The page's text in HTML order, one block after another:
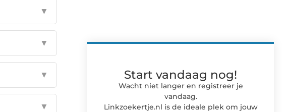
▼
▼
▼
▼
Start vandaag nog!
Wacht niet langer en registreer je
vandaag.
Linkzoekertje.nl is de ideale plek om jouw